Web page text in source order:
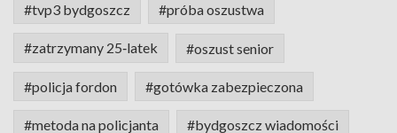
#tvp3 bydgoszcz #próba oszustwa
#zatrzymany 25‑latek #oszust senior
#policja fordon #gotówka zabezpieczona
#metoda na policjanta #bydgoszcz wiadomości